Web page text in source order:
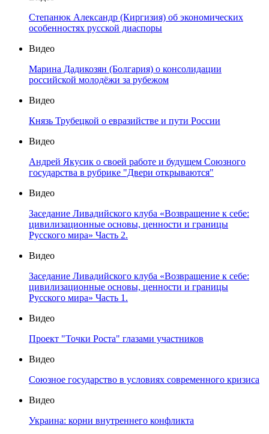
Степанюк Александр (Киргизия) об экономических
особенностях русской диаспоры
Видео
Марина Дадикозян (Болгария) о консолидации
российской молодёжи за рубежом
Видео
Князь Трубецкой о евразийстве и пути России
Видео
Андрей Якусик о своей работе и будущем Союзного
государства в рубрике "Двери открываются"
Видео
Заседание Ливадийского клуба «Возвращение к себе:
цивилизационные основы, ценности и границы
Русского мира» Часть 2.
Видео
Заседание Ливадийского клуба «Возвращение к себе:
цивилизационные основы, ценности и границы
Русского мира» Часть 1.
Видео
Проект "Точки Роста" глазами участников
Видео
Союзное государство в условиях современного кризиса
Видео
Украина: корни внутреннего конфликта